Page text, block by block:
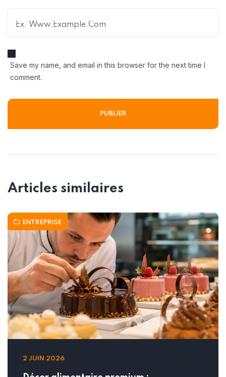
Save my name, and email in this browser for the next time I
comment.
Articles similaires
ENTREPRISE
2 JUIN 2026